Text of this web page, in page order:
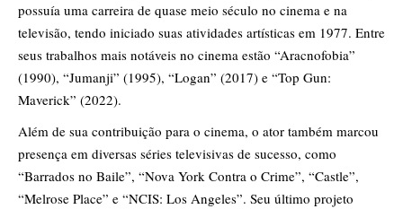
possuía uma carreira de quase meio século no cinema e na
televisão, tendo iniciado suas atividades artísticas em 1977. Entre
seus trabalhos mais notáveis no cinema estão “Aracnofobia”
(1990), “Jumanji” (1995), “Logan” (2017) e “Top Gun:
Maverick” (2022).
Além de sua contribuição para o cinema, o ator também marcou
presença em diversas séries televisivas de sucesso, como
“Barrados no Baile”, “Nova York Contra o Crime”, “Castle”,
“Melrose Place” e “NCIS: Los Angeles”. Seu último projeto